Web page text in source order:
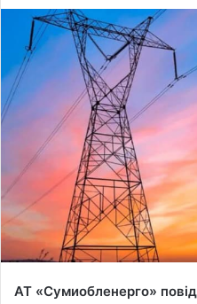
n
d
a
n
e
m
a
i
l
АТ «Сумиобленерго»